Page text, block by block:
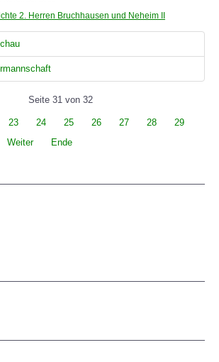
2. Herren Bruchhausen und Neheim II
Seite 31 von 32
23 24 25 26 27 28
29
Weiter Ende